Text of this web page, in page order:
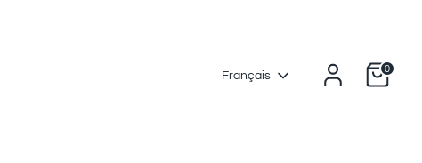
Langue
Français
Panier
0